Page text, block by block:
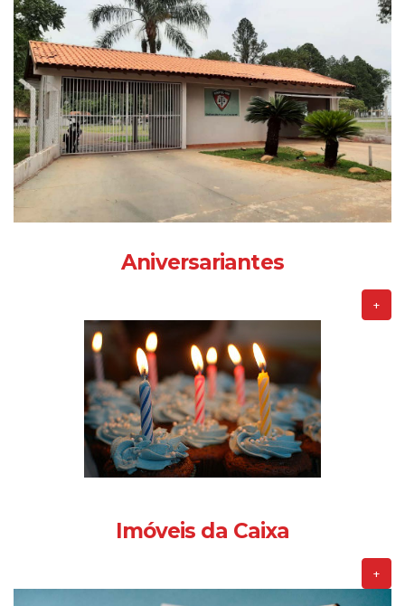
Aniversariantes
+
Imóveis da Caixa
+